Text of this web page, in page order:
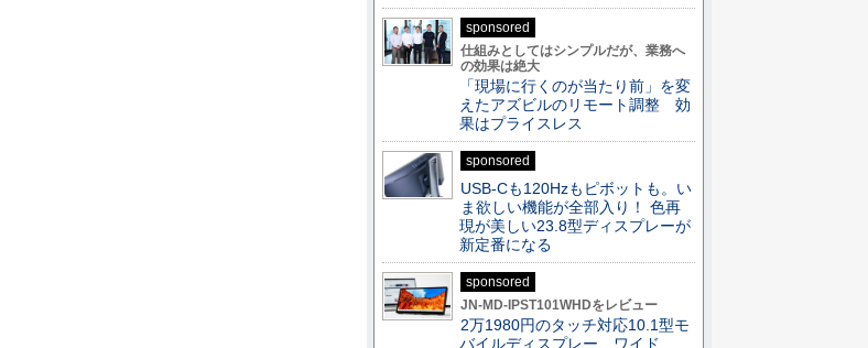
sponsored
仕組みとしてはシンプルだが、業務へ
の効果は絶大
「現場に行くのが当たり前」を変
えたアズビルのリモート調整 効
果はプライスレス
sponsored
USB-Cも120Hzもピボットも。い
ま欲しい機能が全部入り！ 色再
現が美しい23.8型ディスプレーが
新定番になる
sponsored
JN-MD-IPST101WHDをレビュー
2万1980円のタッチ対応10.1型モ
バイルディスプレー、ワイド